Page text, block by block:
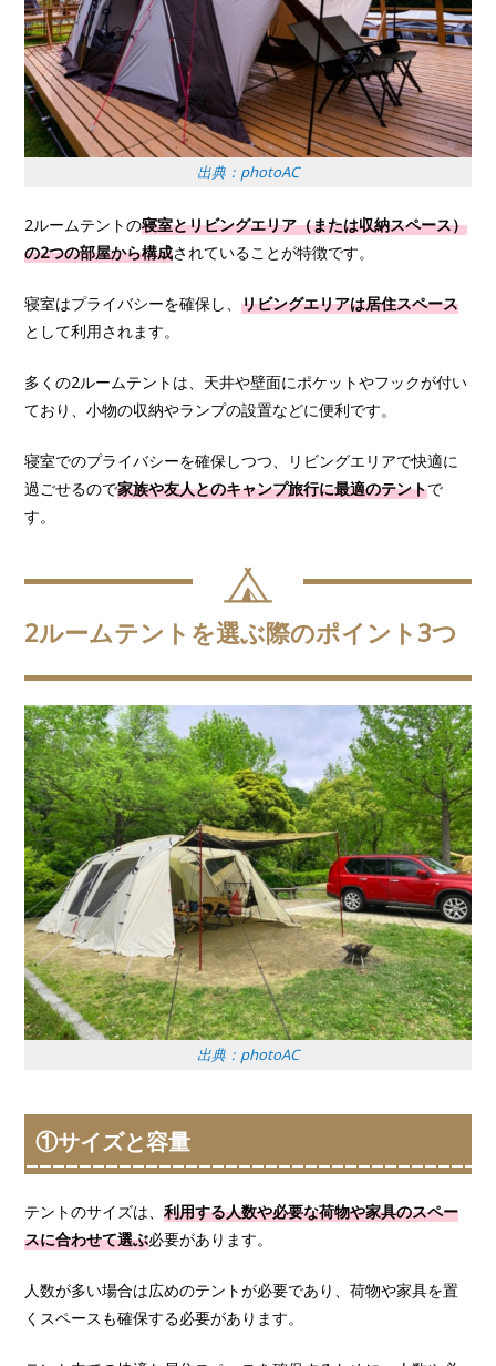
出典：photoAC
2ルームテントの寝室とリビングエリア（または収納スペース）
の2つの部屋から構成されていることが特徴です。
寝室はプライバシーを確保し、リビングエリアは居住スペース
として利用されます。
多くの2ルームテントは、天井や壁面にポケットやフックが付い
ており、小物の収納やランプの設置などに便利です。
寝室でのプライバシーを確保しつつ、リビングエリアで快適に
過ごせるので家族や友人とのキャンプ旅行に最適のテントで
す。
2ルームテントを選ぶ際のポイント3つ
出典：photoAC
①サイズと容量
テントのサイズは、利用する人数や必要な荷物や家具のスペー
スに合わせて選ぶ必要があります。
人数が多い場合は広めのテントが必要であり、荷物や家具を置
くスペースも確保する必要があります。